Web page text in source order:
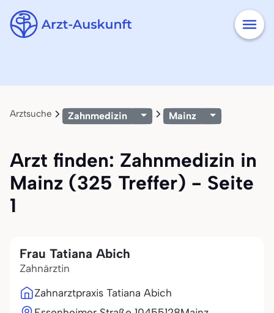
Arztsuche Zahnmedizin Mainz
Arzt finden: Zahnmedizin in
Mainz (325 Treffer) - Seite
1
Frau Tatiana Abich
Zahnärztin
Zahnarztpraxis Tatiana Abich